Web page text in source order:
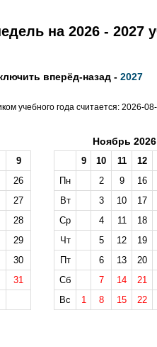
на 2026 - 2027
вперёд-назад - 2027
учебного года считается: 2026-
9
26
27
28
29
30
31
Ноябрь 2026
9 10 11 12
Пн
2 9 16
Вт
3 10 17
Ср
4 11 18
Чт
5 12 19
Пт
6 13 20
Сб
7 14 21
Вс
1 8 15 22